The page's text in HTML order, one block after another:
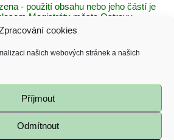
cookies
našich webových stránek a našich
Příjmout
Odmítnout
- použití obsahu nebo jeho částí je
Magistrátu města Ostravy.